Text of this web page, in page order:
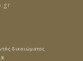
δικαιώματος